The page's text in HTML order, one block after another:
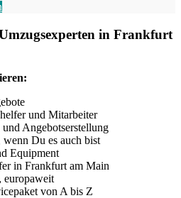
in Frankfurt
und Mitarbeiter
Angebotserstellung
Du es auch bist
Equipment
in Frankfurt am Main
europaweit
von A bis Z